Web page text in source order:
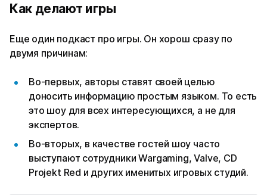
Как делают игры
Еще один подкаст про игры. Он хорош сразу по
двумя причинам:
Во-первых, авторы ставят своей целью
доносить информацию простым языком. То есть
это шоу для всех интересующихся, а не для
экспертов.
Во-вторых, в качестве гостей шоу часто
выступают сотрудники Wargaming, Valve, CD
Projekt Red и других именитых игровых студий.